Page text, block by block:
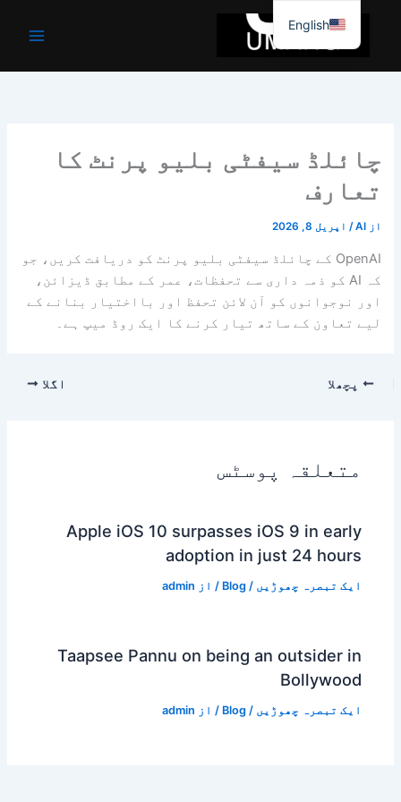
جائیں۔
چائلڈ سیفٹی بلیو پرنٹ کا
تعارف
از AI
/ اپریل 8, 2026
OpenAI کے چائلڈ سیفٹی بلیو پرنٹ کو دریافت کریں، جو
کہ AI کو ذمہ داری سے تحفظات، عمر کے مطابق ڈیزائن،
اور نوجوانوں کو آن لائن تحفظ اور بااختیار بنانے کے
لیے تعاون کے ساتھ تیار کرنے کا ایک روڈ میپ ہے۔
پچھلا اگلا
متعلقہ پوسٹس
Apple iOS 10 surpasses iOS 9 in early
adoption in just 24 hours
ایک تبصرہ چھوڑیں /
Blog / از admin
Taapsee Pannu on being an outsider in
Bollywood
ایک تبصرہ چھوڑیں /
Blog / از admin
English